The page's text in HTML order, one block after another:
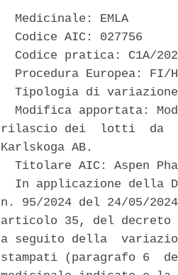
  Medicinale: EMLA
  Codice AIC: 027756
Codice pratica: C1A/
Procedura Europea: FI/
Tipologia di
Modifica apportata:
rilascio dei  lotti  da
Karlskoga AB.
Titolare AIC: Aspen
In applicazione della
n. 95/2024 del 24/05/
articolo 35, del
a seguito della
stampati (paragrafo 6